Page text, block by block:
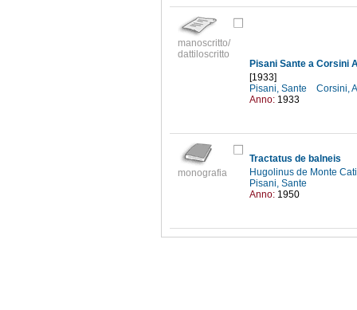
manoscritto/
dattiloscritto
Pisani Sante a Corsini
[1933]
Pisani, Sante
Corsini,
Anno: 1933
monografia
Tractatus de balneis
Hugolinus de Monte
Pisani, Sante
Anno: 1950